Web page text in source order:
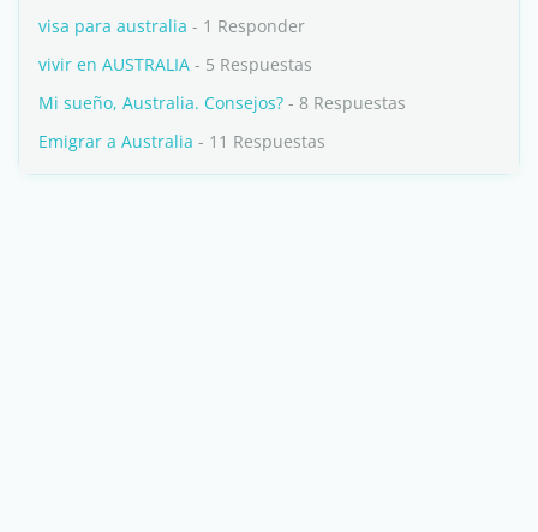
visa para australia - 1 Responder
vivir en AUSTRALIA - 5 Respuestas
Mi sueño, Australia. Consejos? - 8 Respuestas
Emigrar a Australia - 11 Respuestas